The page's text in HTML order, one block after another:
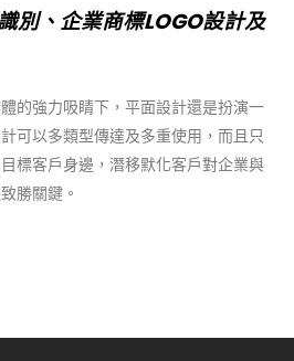
別、企業商標LOGO設計及
的強力吸睛下，平面設計還是扮演一
可以多類型傳達及多重使用，而且只
標客戶身邊，潛移默化客戶對企業與
勝關鍵。